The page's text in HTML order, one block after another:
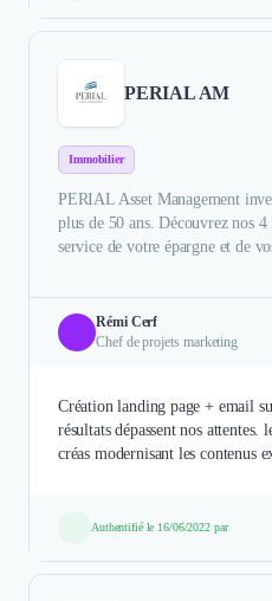
PERIAL AM
Immobilier
PERIAL Asset Management
plus de 50 ans. Découvrez nos
service de votre épargne et de
Rémi Cerf
Chef de projets marketing
Création landing page + email
résultats dépassent nos
créas modernisant les contenus
Authentifié le 16/06/2022 par